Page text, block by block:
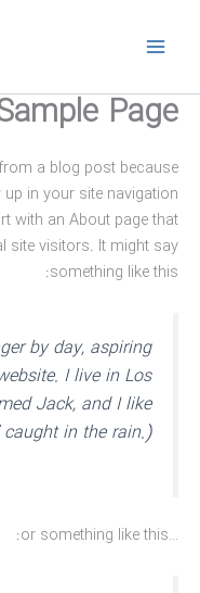
Page
a blog post because
in your site navigation
with an About page that
site visitors. It might say
something like this:
by day, aspiring
I live in Los
Jack, and I like
in the rain.)
…or something like this: